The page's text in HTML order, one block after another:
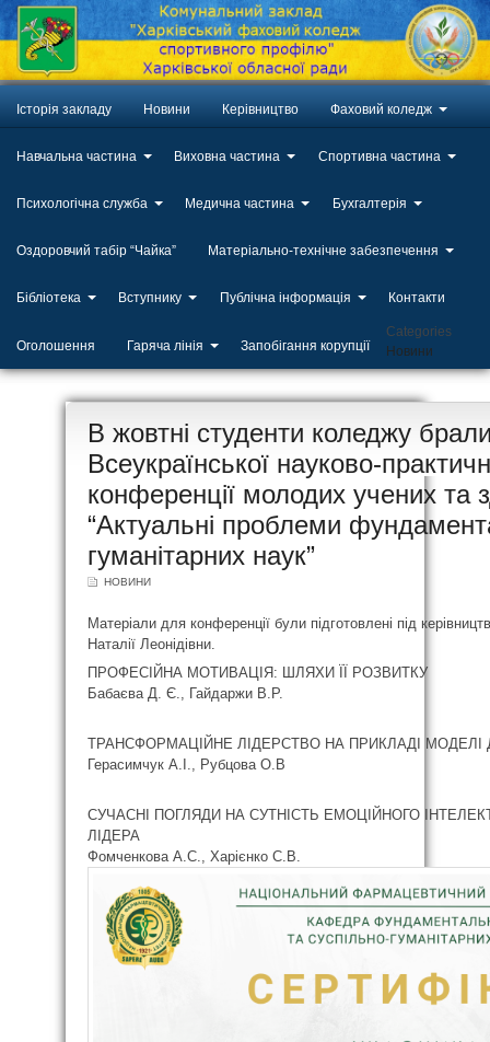
Історія закладу Новини Керівництво Фаховий коледж
Навчальна частина Виховна частина Спортивна частина
Психологічна служба Медична частина Бухгалтерія
Оздоровчий табір “Чайка” Матеріально-технічне забезпечення
Бібліотека Вступнику Публічна інформація Контакти
Оголошення Гаряча лінія Запобігання корупції
Categories
Новини
20
В жовтні студенти коледжу
Всеукраїнської науково-
конференції молодих учених та
“Актуальні проблеми
гуманітарних наук”
НОВИНИ
Матеріали для конференції були підготовлені під
Наталії Леонідівни.
ПРОФЕСІЙНА МОТИВАЦІЯ: ШЛЯХИ ЇЇ РОЗВИТКУ
Бабаєва Д. Є., Гайдаржи В.Р.
ТРАНСФОРМАЦІЙНЕ ЛІДЕРСТВО НА ПРИКЛАДІ
Герасимчук А.І., Рубцова О.В
СУЧАСНІ ПОГЛЯДИ НА СУТНІСТЬ ЕМОЦІЙНОГО
ЛІДЕРА
Фомченкова А.С., Харієнко С.В.